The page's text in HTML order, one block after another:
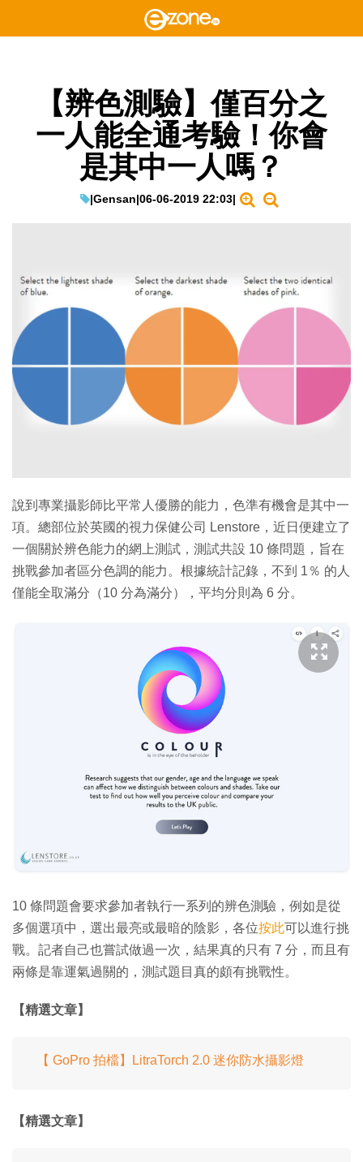
【辨色測驗】僅百分之
一人能全通考驗！你會
是其中一人嗎？
|Gensan|06-06-2019 22:03|
說到專業攝影師比平常人優勝的能力，色準有機會是其中一
項。總部位於英國的視力保健公司 Lenstore，近日便建立了
一個關於辨色能力的網上測試，測試共設 10 條問題，旨在
挑戰參加者區分色調的能力。根據統計記錄，不到 1％ 的人
僅能全取滿分（10 分為滿分），平均分則為 6 分。
10 條問題會要求參加者執行一系列的辨色測驗，例如是從
多個選項中，選出最亮或最暗的陰影，各位按此可以進行挑
戰。記者自己也嘗試做過一次，結果真的只有 7 分，而且有
兩條是靠運氣過關的，測試題目真的頗有挑戰性。
【精選文章】
【 GoPro 拍檔】LitraTorch 2.0 迷你防水攝影燈
【精選文章】